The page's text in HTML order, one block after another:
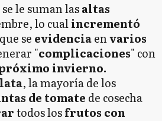
le suman lasaltas
lo cualincrementó
que se evidenciaenvarios
"complicaciones" con
invierno.
, la mayoría de los
de tomate de cosecha
todos losfrutos con